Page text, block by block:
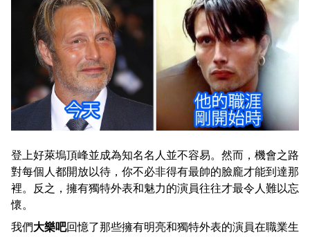
登上好萊塢頂峰並成為知名名人並不容易。然而，機會之路
對每個人都開放以待，你不必非得有最帥的臉龐才能到達那
裡。反之，擁有獨特外表和魅力的演員往往才最令人難以忘
懷。
我們大樂吧回憶了那些擁有明亮和獨特外表的演員在職業生